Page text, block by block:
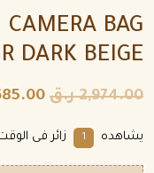
BAG
DARK BEIGE
2,974.00 ر.ق
يشاهده 4 زائر فى